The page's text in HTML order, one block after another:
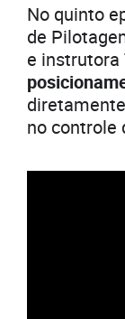
No quinto
de
e instrutora
no controle